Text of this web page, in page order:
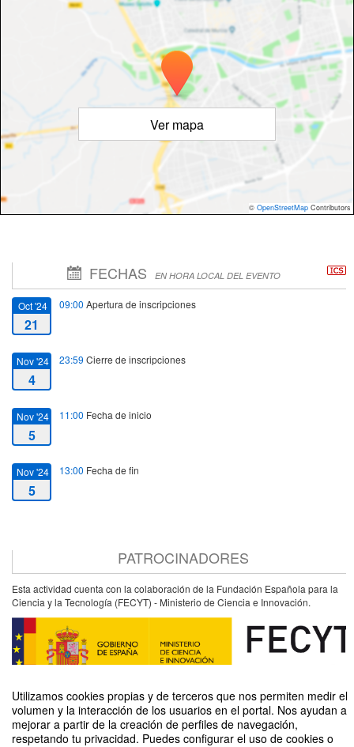
Utilizamos cookies propias y de terceros que nos permiten medir el
volumen y la interacción de los usuarios en el portal. Nos ayudan a
mejorar a partir de la creación de perfiles de navegación,
respetando tu privacidad. Puedes configurar el uso de cookies o
Ver mapa
© OpenStreetMap Contributors
FECHAS EN HORA LOCAL DEL EVENTO
Oct '24
21
09:00 Apertura de inscripciones
Nov '24
4
23:59 Cierre de inscripciones
Nov '24
5
11:00 Fecha de inicio
Nov '24
5
13:00 Fecha de fin
PATROCINADORES
Esta actividad cuenta con la colaboración de la Fundación Española para la
Ciencia y la Tecnología (FECYT) - Ministerio de Ciencia e Innovación.